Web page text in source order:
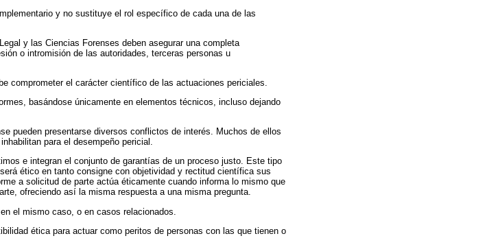
y no sustituye el rol específico de cada una de las
y las Ciencias Forenses deben asegurar una completa
o intromisión de las autoridades, terceras personas u
comprometer el carácter científico de las actuaciones periciales.
basándose únicamente en elementos técnicos, incluso dejando
pueden presentarse diversos conflictos de interés. Muchos de ellos
para el desempeño pericial.
e integran el conjunto de garantías de un proceso justo. Este tipo
ético en tanto consigne con objetividad y rectitud científica sus
a solicitud de parte actúa éticamente cuando informa lo mismo que
ofreciendo así la misma respuesta a una misma pregunta.
el mismo caso, o en casos relacionados.
ética para actuar como peritos de personas con las que tienen o